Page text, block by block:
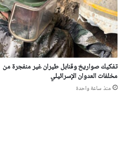
تفكيك صواريخ وقنابل طيران غير منفجرة من
مخلفات العدوان الإسرائيلي
منذ ساعة واحدة